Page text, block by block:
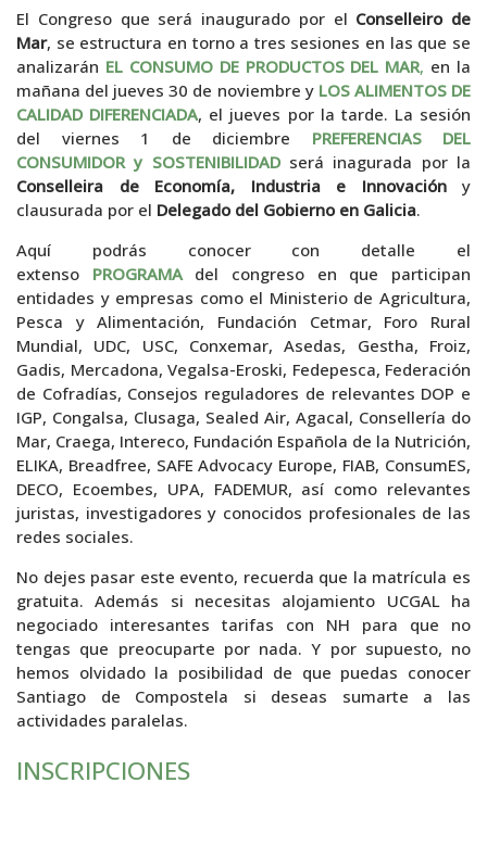
El Congreso que será inaugurado por el Conselleiro de
Mar, se estructura en torno a tres sesiones en las que se
analizarán EL CONSUMO DE PRODUCTOS DEL MAR, en la
mañana del jueves 30 de noviembre yLOS ALIMENTOS DE
CALIDAD DIFERENCIADA, el jueves por la tarde. La sesión
del viernes 1 de diciembre PREFERENCIAS DEL
CONSUMIDOR y SOSTENIBILIDADserá inagurada por la
Conselleira de Economía, Industria e Innovacióny
clausurada por el Delegado del Gobierno en Galicia.
Aquí podrás conocer con detalle el
extenso PROGRAMA
del congreso en que participan
entidades y empresas como el Ministerio de Agricultura,
Pesca y Alimentación, Fundación Cetmar, Foro Rural
Mundial, UDC, USC, Conxemar, Asedas, Gestha, Froiz,
Gadis, Mercadona, Vegalsa-Eroski, Fedepesca, Federación
de Cofradías, Consejos reguladores de relevantes DOP e
IGP, Congalsa, Clusaga, Sealed Air, Agacal, Consellería do
Mar, Craega, Intereco, Fundación Española de la Nutrición,
ELIKA, Breadfree, SAFE Advocacy Europe, FIAB, ConsumES,
DECO, Ecoembes, UPA, FADEMUR, así como relevantes
juristas, investigadores y conocidos profesionales de las
redes sociales.
No dejes pasar este evento, recuerda que la matrícula es
gratuita. Además si necesitas alojamiento UCGAL ha
negociado interesantes tarifas con NH para que no
tengas que preocuparte por nada. Y por supuesto, no
hemos olvidado la posibilidad de que puedas conocer
Santiago de Compostela si deseas sumarte a las
actividades paralelas.
INSCRIPCIONES